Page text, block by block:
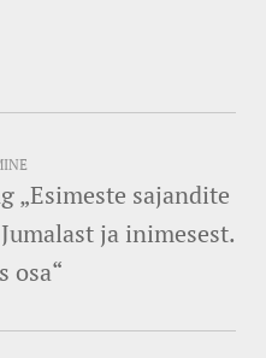
„Esimeste sajandite
ja inimesest.
osa“